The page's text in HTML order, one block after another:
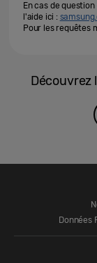
En cas de
l'aide ici :
Pour les requêtes
Découvrez
Données